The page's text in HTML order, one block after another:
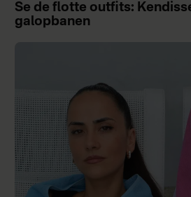
Se de flotte outfits:
galopbanen